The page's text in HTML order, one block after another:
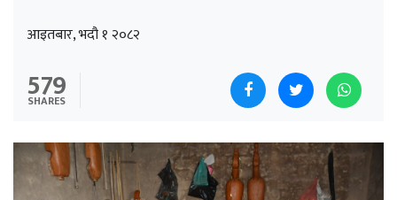
आइतबार, भदौ १ २०८२
579
SHARES